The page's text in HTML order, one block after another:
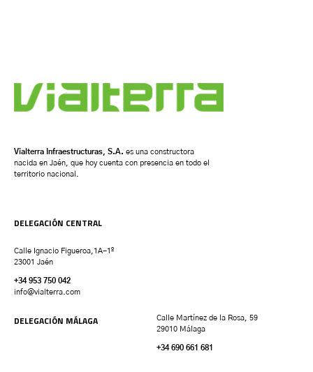
Vialterra Infraestructuras, S.A. es una constructora
nacida en Jaén, que hoy cuenta con presencia en todo el
territorio nacional.
DELEGACIÓN CENTRAL
Calle Ignacio Figueroa,1A-1º
23001 Jaén
+34 953 750 042
info@vialterra.com
DELEGACIÓN MÁLAGA
Calle Martínez de la Rosa, 59
29010 Málaga
+34 690 661 681